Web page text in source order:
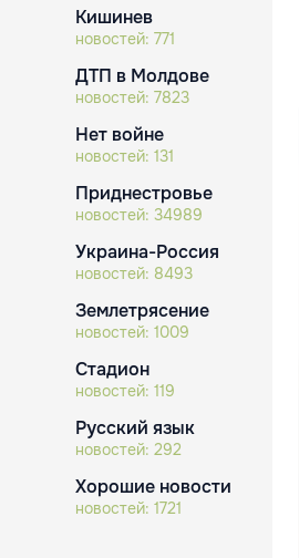
Кишинев
новостей: 771
ДТП в Молдове
новостей: 7823
Нет войне
новостей: 131
Приднестровье
новостей: 34989
Украина-Россия
новостей: 8493
Землетрясение
новостей: 1009
Стадион
новостей: 119
Русский язык
новостей: 292
Хорошие новости
новостей: 1721